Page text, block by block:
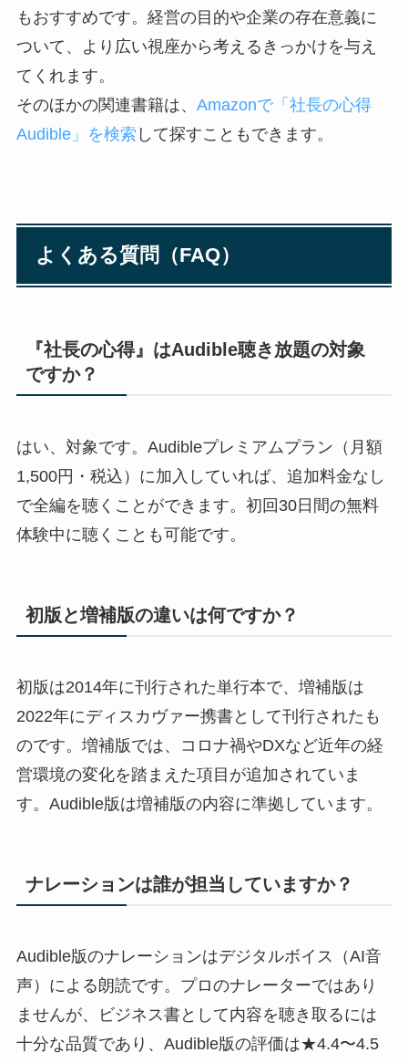
もおすすめです。経営の目的や企業の存在意義に
ついて、より広い視座から考えるきっかけを与え
てくれます。
そのほかの関連書籍は、 Amazonで「社長の心得
Audible」を検索 して探すこともできます。
よくある質問（FAQ）
『社長の心得』はAudible聴き放題の対象
ですか？
はい、対象です。Audibleプレミアムプラン（月額
1,500円・税込）に加入していれば、追加料金なし
で全編を聴くことができます。初回30日間の無料
体験中に聴くことも可能です。
初版と増補版の違いは何ですか？
初版は2014年に刊行された単行本で、増補版は
2022年にディスカヴァー携書として刊行されたも
のです。増補版では、コロナ禍やDXなど近年の経
営環境の変化を踏まえた項目が追加されていま
す。Audible版は増補版の内容に準拠しています。
ナレーションは誰が担当していますか？
Audible版のナレーションはデジタルボイス（AI音
声）による朗読です。プロのナレーターではあり
ませんが、ビジネス書として内容を聴き取るには
十分な品質であり、Audible版の評価は★4.4〜4.5